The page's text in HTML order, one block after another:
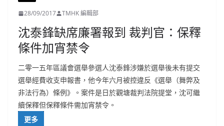
28/09/2017 TMHK 編輯部
沈泰鋒缺席廉署報到 裁判官：保釋
條件加宵禁令
二零一五年區議會選舉參選人沈泰鋒涉嫌於選舉後未有提交
選舉經費收支申報書，他今年六月被控違反《選舉（舞弊及
非法行為）條例》。案件是日於觀塘裁判法院提堂，沈可繼
續保釋但保釋條件需加宵禁令。
更多